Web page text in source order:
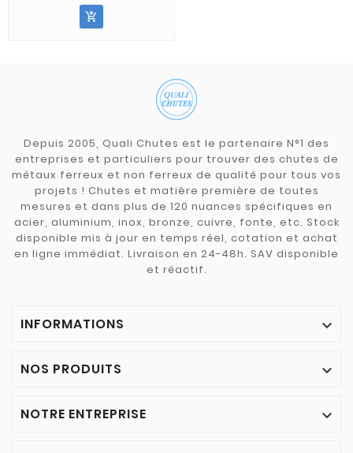

Depuis 2005, Quali Chutes est le partenaire N°1 des
entreprises et particuliers pour trouver des chutes de
métaux ferreux et non ferreux de qualité pour tous vos
projets ! Chutes et matière première de toutes
mesures et dans plus de 120 nuances spécifiques en
acier, aluminium, inox, bronze, cuivre, fonte, etc. Stock
disponible mis à jour en temps réel, cotation et achat
en ligne immédiat. Livraison en 24-48h. SAV disponible
et réactif.
INFORMATIONS 
NOS PRODUITS 
NOTRE ENTREPRISE 